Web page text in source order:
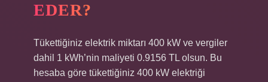
EDER?
Tükettiğiniz elektrik miktarı 400 kW ve vergiler
dahil 1 kWh’nin maliyeti 0.9156 TL olsun. Bu
hesaba göre tükettiğiniz 400 kW elektriği